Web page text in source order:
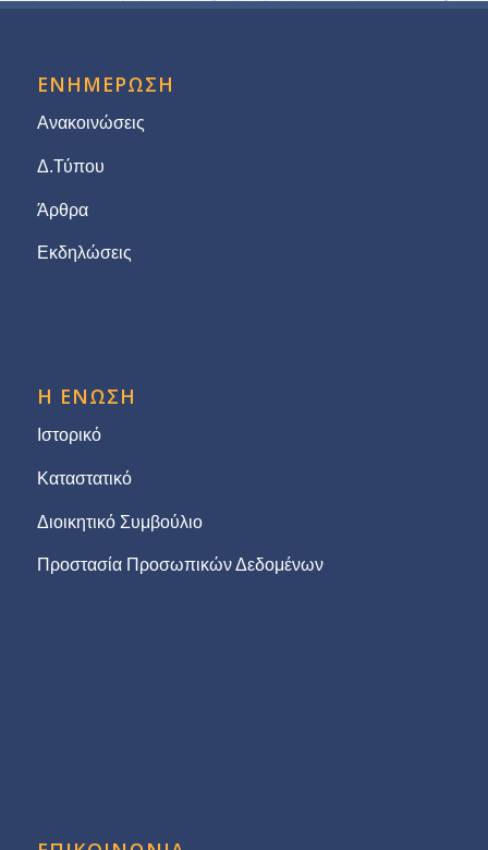
ΕΝΗΜΕΡΩΣΗ
Ανακοινώσεις
Δ.Τύπου
Άρθρα
Εκδηλώσεις
Η ΕΝΩΣΗ
Ιστορικό
Καταστατικό
Διοικητικό Συμβούλιο
Προστασία Προσωπικών Δεδομένων